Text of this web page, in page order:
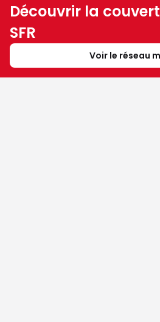
Découvrir la
SFR
Voir le réseau